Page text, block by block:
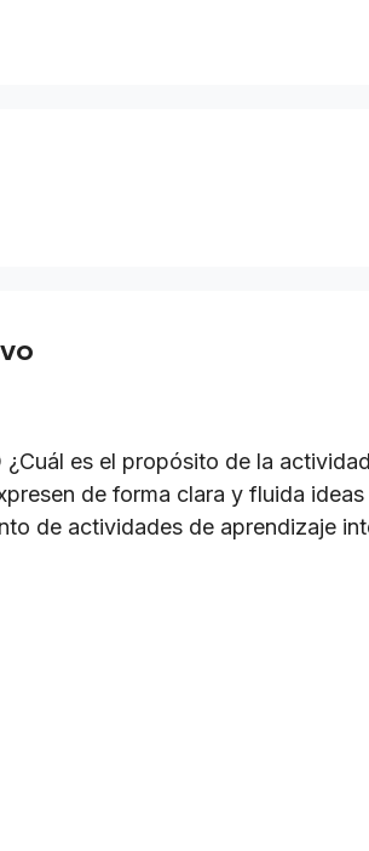
¿Cuál es el propósito de la
de forma clara y fluida
de actividades de aprendizaje